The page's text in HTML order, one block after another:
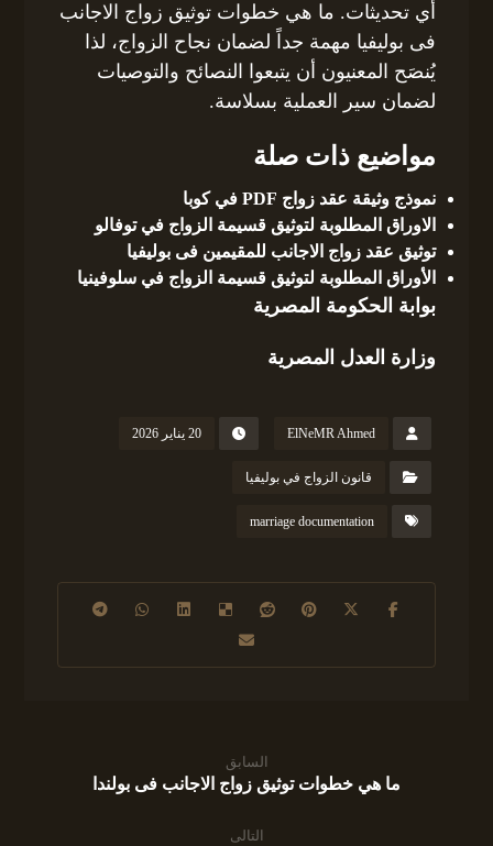
أي تحديثات. ما هي خطوات توثيق زواج الاجانب
فى بوليفيا مهمة جداً لضمان نجاح الزواج، لذا
يُنصَح المعنيون أن يتبعوا النصائح والتوصيات
لضمان سير العملية بسلاسة.
مواضيع ذات صلة
نموذج وثيقة عقد زواج PDF في كوبا
الاوراق المطلوبة لتوثيق قسيمة الزواج في توفالو
توثيق عقد زواج الاجانب للمقيمين فى بوليفيا
الأوراق المطلوبة لتوثيق قسيمة الزواج في سلوفينيا
بوابة الحكومة المصرية
وزارة العدل المصرية
ElNeMR Ahmed 20 يناير 2026
قانون الزواج في بوليفيا
marriage documentation
السابق
ما هي خطوات توثيق زواج الاجانب فى بولندا
التالى